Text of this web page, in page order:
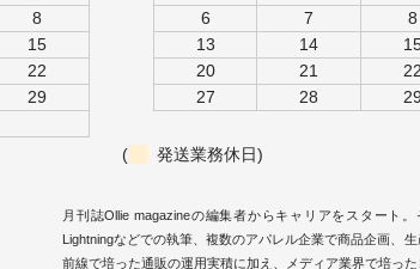
8
15
22
29
6
7 8
13
14
20
21 22
27
28 29
( 発送業務休日)
月刊誌Ollie magazineの編集者からキャリアをスタート
Lightningなどでの執筆、複数のアパレル企業で商品企画、
前線で培った通販の運用実積に加え、メディア業界で培っ